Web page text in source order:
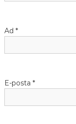
Ad *
E-posta *